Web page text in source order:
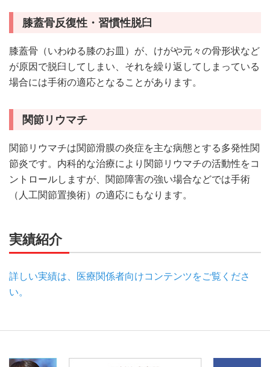
膝蓋骨反復性・習慣性脱臼
膝蓋骨（いわゆる膝のお皿）が、けがや元々の骨形状など
が原因で脱臼してしまい、それを繰り返してしまっている
場合には手術の適応となることがあります。
関節リウマチ
関節リウマチは関節滑膜の炎症を主な病態とする多発性関
節炎です。内科的な治療により関節リウマチの活動性をコ
ントロールしますが、関節障害の強い場合などでは手術
（人工関節置換術）の適応にもなります。
実績紹介
詳しい実績は、医療関係者向けコンテンツをご覧くださ
い。